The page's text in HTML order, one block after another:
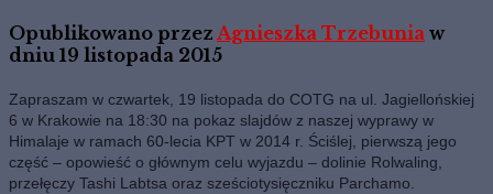
Opublikowano przez Agnieszka Trzebunia w
dniu 19 listopada 2015
Zapraszam w czwartek, 19 listopada do COTG na ul. Jagiellońskiej
6 w Krakowie na 18:30 na pokaz slajdów z naszej wyprawy w
Himalaje w ramach 60-lecia KPT w 2014 r. Ściślej, pierwszą jego
część – opowieść o głównym celu wyjazdu – dolinie Rolwaling,
przełęczy Tashi Labtsa oraz sześciotysięczniku Parchamo.